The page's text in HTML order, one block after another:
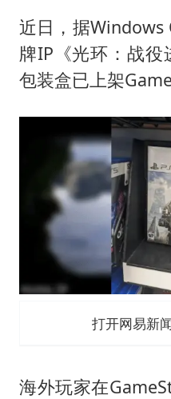
上
猫
宝
近日，据Windows
牌IP《光环：战役
包装盒已上架
打开网易新
海外玩家在